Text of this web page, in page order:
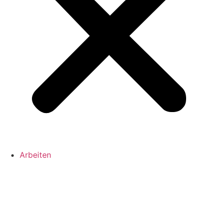
Arbeiten